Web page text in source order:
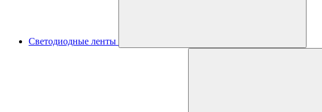
Светодиодные ленты